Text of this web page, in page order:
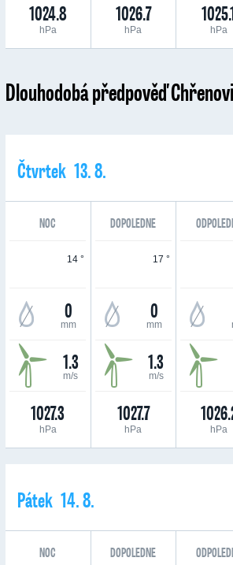
1024.8
hPa
1026.7
hPa hPa
Dlouhodobá předpověď
Čtvrtek 13. 8.
NOC DOPOLEDNE
14 °
0
mm
1.3
m/s
1027.3
hPa
17 °
0
mm
1.3
m/s
1027.7
hPa hPa
Pátek 14. 8.
NOC DOPOLEDNE